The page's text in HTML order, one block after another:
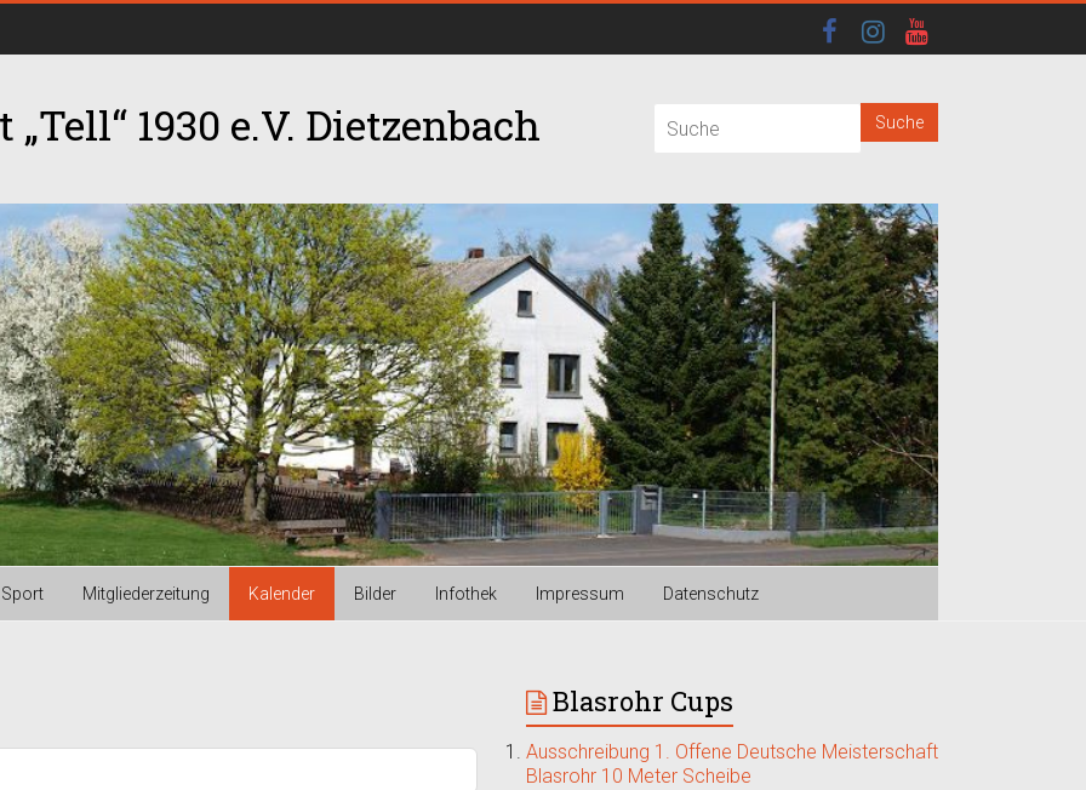
1930 e.V. Dietzenbach
Sport Mitgliederzeitung Kalender Bilder Infothek Impressum Datenschutz
Blasrohr Cups
Ausschreibung 1. Offene Deutsche Meisterschaft
Blasrohr 10 Meter Scheibe